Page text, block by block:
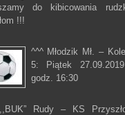
do kibicowania
!!!
^^^ Młodzik Mł. –
5: Piątek
godz. 16:30
Rudy – KS